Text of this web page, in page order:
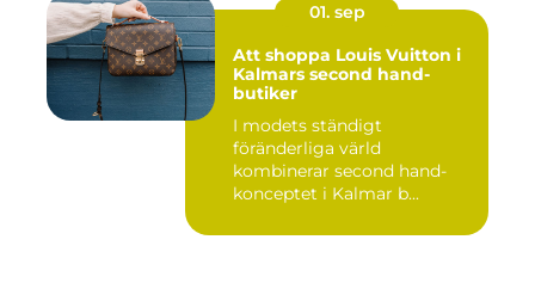
01. sep
Att shoppa Louis Vuitton i
Kalmars second hand-
butiker
I modets ständigt
föränderliga värld
kombinerar second hand-
konceptet i Kalmar b...